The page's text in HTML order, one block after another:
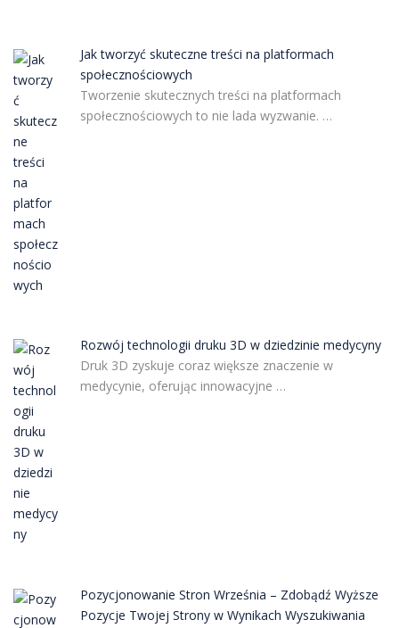
Jak tworzyć skuteczne treści na platformach
społecznościowych
Tworzenie skutecznych treści na platformach
społecznościowych to nie lada wyzwanie. …
Rozwój technologii druku 3D w dziedzinie medycyny
Druk 3D zyskuje coraz większe znaczenie w
medycynie, oferując innowacyjne …
Pozycjonowanie Stron Września – Zdobądź Wyższe
Pozycje Twojej Strony w Wynikach Wyszukiwania